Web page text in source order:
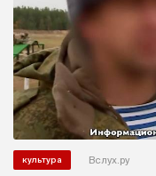
культура Вслух.ру